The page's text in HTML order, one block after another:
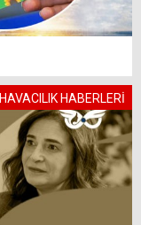
HAVACILIK HABERLERİ